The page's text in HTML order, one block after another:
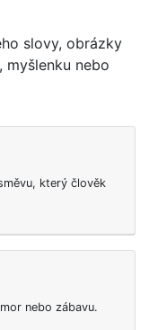
slovy, obrázky
myšlenku nebo
který člověk
nebo zábavu.